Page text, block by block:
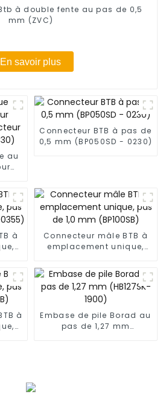
à double fente au pas de 0,5
mm (ZVC)
En savoir plus
au
Connecteur BTB à pas de
0,5 mm (BP050SD - 0230)
à
Connecteur mâle BTB à
emplacement unique,
à
Embase de pile Borad au
pas de 1,27 mm